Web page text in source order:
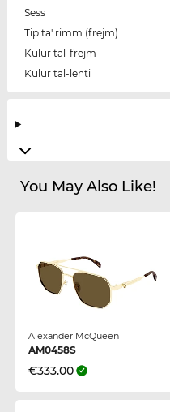
Sess
Tip ta' rimm (frejm)
Kulur tal-frejm
Kulur tal-lenti
You May Also Like!
Alexander McQueen
AM0458S
€333.00